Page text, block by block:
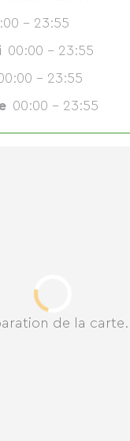
de la carte...
- 23:55
00:00 - 23:55
- 23:55
00:00 - 23:55